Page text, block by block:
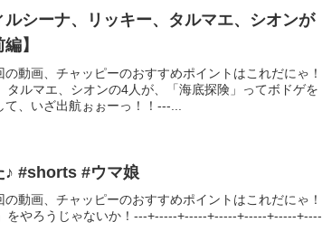
ルシーナ、リッキー、タルマエ、シオンが
】
動画、チャッピーのおすすめポイントはこれだにゃ！
タルマエ、シオンの4人が、「海底探険」ってボドゲを
、いざ出航ぉぉーっ！！---...
♪ #shorts #ウマ娘
動画、チャッピーのおすすめポイントはこれだにゃ！
をやろうじゃないか！---+-----+-----+-----+-----+-----+----